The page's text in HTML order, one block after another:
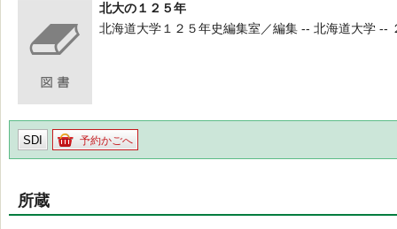
北大の１２５年
北海道大学１２５年史編集室／編集 -- 北海道大学 --
SDI 予約かごへ
所蔵